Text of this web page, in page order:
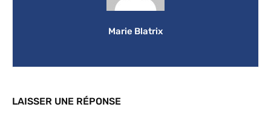
Marie Blatrix
LAISSER UNE RÉPONSE